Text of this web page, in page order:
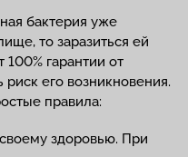
бактерия уже
то заразиться ей
гарантии от
его возникновения.
правила:
здоровью. При